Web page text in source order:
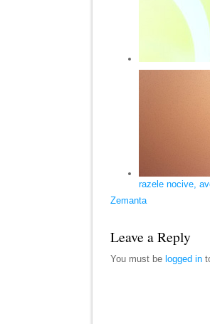
razele nocive,
Zemanta
Leave a Reply
You must be logged in